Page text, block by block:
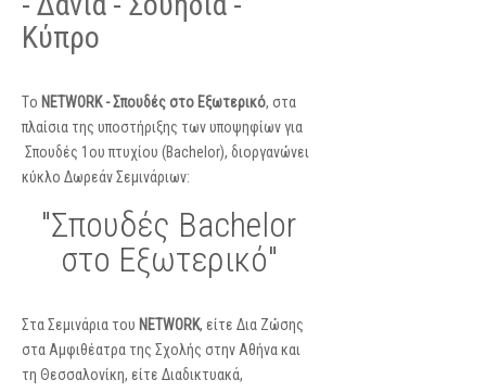
Κύπρο
Tο NETWORK - Σπουδές στο Εξωτερικό, στα
πλαίσια της υποστήριξης των υποψηφίων για
Σπουδές 1ου πτυχίου (Bachelor), διοργανώνει
κύκλο Δωρεάν Σεμινάριων:
"Σπουδές Bachelor
στο Εξωτερικό"
Στα Σεμινάρια του NETWORK, είτε Δια Ζώσης
στα Αμφιθέατρα της Σχολής στην Αθήνα και
τη Θεσσαλονίκη, είτε Διαδικτυακά,